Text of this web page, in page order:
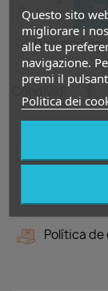
Disponibile
Condividi
Política
Política
Política
Questo sito
migliorare i
alle tue
navigazione.
premi il
Politica dei